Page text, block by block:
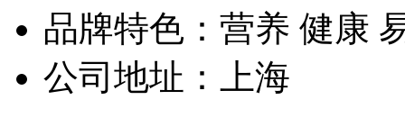
品牌特色： 营养 健康
公司地址：
上海